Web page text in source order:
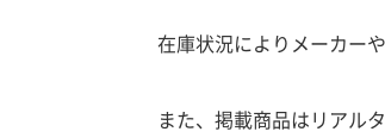
在庫状況によりメーカー
また、掲載商品はリアル